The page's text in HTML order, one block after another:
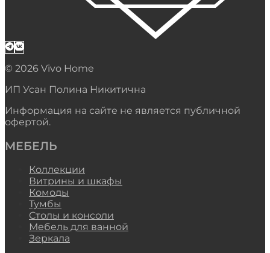
© 2026 Vivo Home
ИП Усан Полина Никитична
Информация на сайте не является публичной
офертой.
МЕБЕЛЬ
Коллекции
Витрины и шкафы
Комоды
Тумбы
Столы и консоли
Мебель для ванной
Зеркала